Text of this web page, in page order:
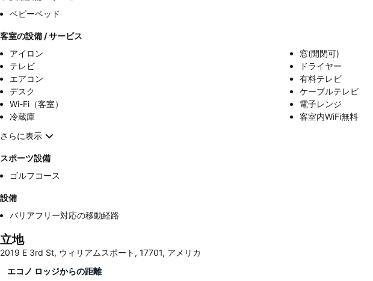
ベビーベッド
客室の設備 / サービス
アイロン
窓(開閉可)
テレビ
ドライヤー
エアコン
有料テレビ
デスク
ケーブルテレビ
Wi-Fi（客室）
電子レンジ
冷蔵庫
客室内WiFi無料
さらに表示
スポーツ設備
ゴルフコース
設備
バリアフリー対応の移動経路
立地
2019 E 3rd St, ウィリアムスポート, 17701, アメリカ
エコノ ロッジからの距離